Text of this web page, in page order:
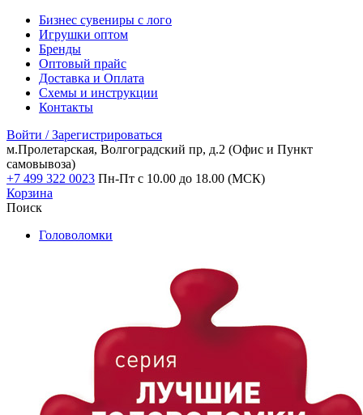
Бизнес сувениры с лого
Игрушки оптом
Бренды
Оптовый прайс
Доставка и Оплата
Схемы и инструкции
Контакты
Войти / Зарегистрироваться
м.Пролетарская, Волгоградский пр, д.2 (Офис и Пункт
самовывоза)
+7 499 322 0023 Пн-Пт с 10.00 до 18.00 (МСК)
Корзина
Поиск
Головоломки